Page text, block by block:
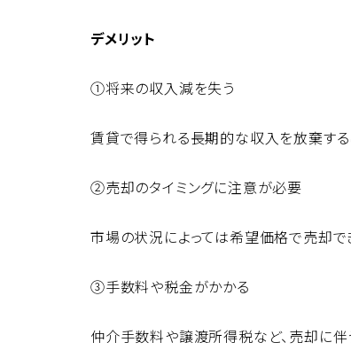
デメリット
①将来の収入減を失う
賃貸で得られる長期的な収入を放棄する
②売却のタイミングに注意が必要
市場の状況によっては希望価格で売却
③手数料や税金がかかる
仲介手数料や譲渡所得税など、売却に伴